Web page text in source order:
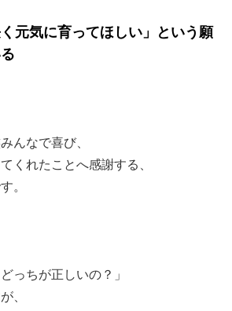
元気に育ってほしい」という願
んなで喜び、
くれたことへ感謝する、
。
っちが正しいの？」
、